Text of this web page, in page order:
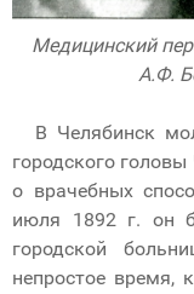
Медицинский
А.Ф.
В Челябинск
городского
о врачебных
июля 1892 г. он
городской
непростое время,